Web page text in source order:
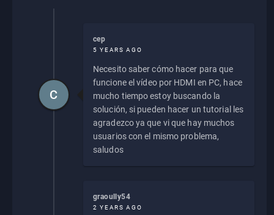
cep
5 YEARS AGO
Necesito saber cómo hacer para que
funcione el vídeo por HDMI en PC, hace
mucho tiempo estoy buscando la
solución, si pueden hacer un tutorial les
agradezco ya que vi que hay muchos
usuarios con el mismo problema,
saludos
C
graoully54
2 YEARS AGO